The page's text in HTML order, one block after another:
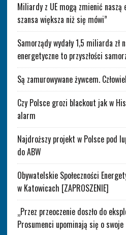
Miliardy z UE mogą zmienić naszą
szansa większa niż się mówi”
Samorządy wydały 1,5 miliarda zł
energetyczne to przyszłości
Są zamurowywane żywcem.
Czy Polsce grozi blackout jak w
alarm
Najdroższy projekt w Polsce pod
do ABW
Obywatelskie Społeczności
w Katowicach [ZAPROSZENIE]
„Przez przeoczenie doszło do
Prosumenci upominają się o swoje